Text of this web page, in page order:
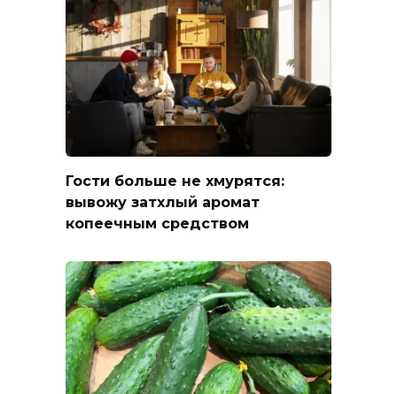
Гости больше не хмурятся:
вывожу затхлый аромат
копеечным средством